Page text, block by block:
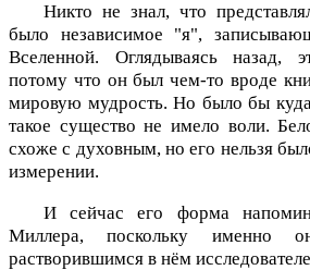
Никто не знал, что
было независимое "я",
Вселенной. Оглядываясь назад,
потому что он был чем-то вроде
мировую мудрость. Но было бы
такое существо не имело воли.
схоже с духовным, но его нельзя
измерении.
И сейчас его форма
Миллера, поскольку именно
растворившимся в нём